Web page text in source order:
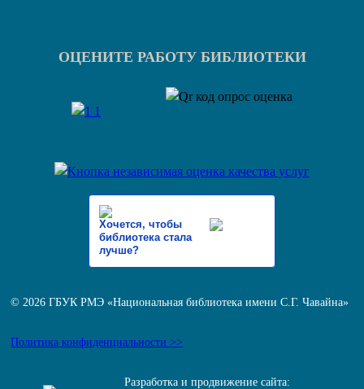
ОЦЕНИТЕ РАБОТУ БИБЛИОТЕКИ
Хочется, чтобы
библиотека стала
лучше?
© 2026 ГБУК РМЭ «Национальная библиотека имени С.Г. Чавайна»
Политика конфиденциальности >>
Разработка и продвижение сайта: